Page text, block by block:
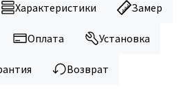
Характеристики Замер
Оплата Установка
Возврат